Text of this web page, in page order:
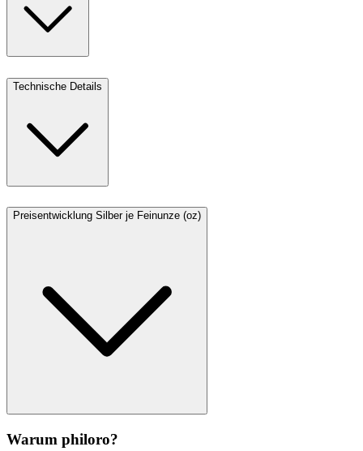
Technische Details
Preisentwicklung Silber je Feinunze (oz)
Warum philoro?